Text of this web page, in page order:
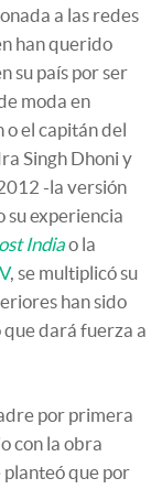
a las redes
han querido
su país por ser
moda en
el capitán del
Singh Dhoni y
-la versión
su experiencia
Indiao la
, se multiplicó su
han sido
que dará fuerza a
por primera
con la obra
planteó que por